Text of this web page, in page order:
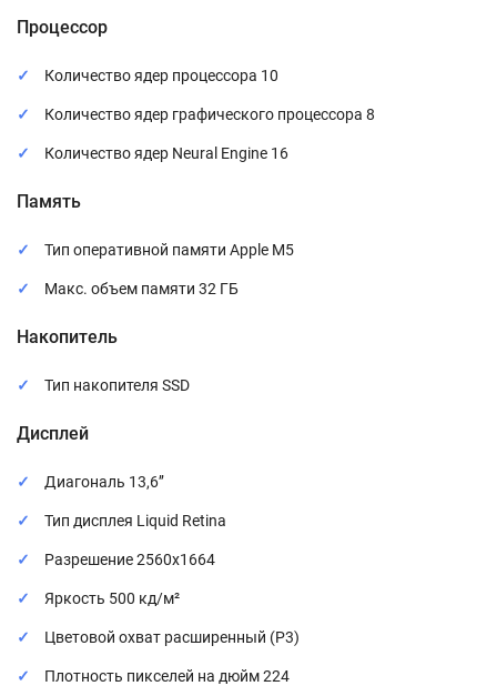
Процессор
Количество ядер процессора 10
Количество ядер графического процессора 8
Количество ядер Neural Engine 16
Память
Тип оперативной памяти Apple M5
Макс. объем памяти 32 ГБ
Накопитель
Тип накопителя SSD
Дисплей
Диагональ 13,6’’
Тип дисплея Liquid Retina
Разрешение 2560x1664
Яркость 500 кд/м²
Цветовой охват расширенный (P3)
Плотность пикселей на дюйм 224